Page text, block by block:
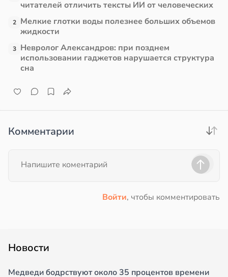
читателей отличить тексты ИИ от человеческих
2 Мелкие глотки воды полезнее больших объемов
жидкости
3 Невролог Александров: при позднем
использовании гаджетов нарушается структура
сна
Комментарии
Войти, чтобы комментировать
Новости
Медведи бодрствуют около 35 процентов времени